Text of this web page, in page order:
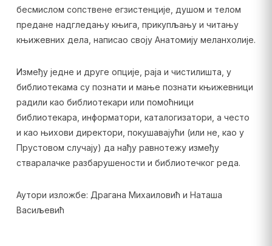
бесмислом сопствене егзистенције, душом и телом
предане надгледању књига, прикупљању и читању
књижевних дела, написао своју Анатомију меланхолије.
Између једне и друге опције, раја и чистилишта, у
библиотекама су познати и мање познати књижевници
радили као библиотекари или помоћници
библиотекара, информатори, каталогизатори, а често
и као њихови директори, покушавајући (или не, као у
Прустовом случају) да нађу равнотежу између
стваралачке разбарушености и библиотечког реда.
Аутори изложбе: Драгана Михаиловић и Наташа
Васиљевић